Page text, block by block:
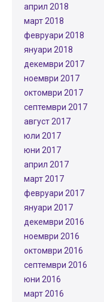
април 2018
март 2018
февруари 2018
януари 2018
декември 2017
ноември 2017
октомври 2017
септември 2017
август 2017
юли 2017
юни 2017
април 2017
март 2017
февруари 2017
януари 2017
декември 2016
ноември 2016
октомври 2016
септември 2016
юни 2016
март 2016